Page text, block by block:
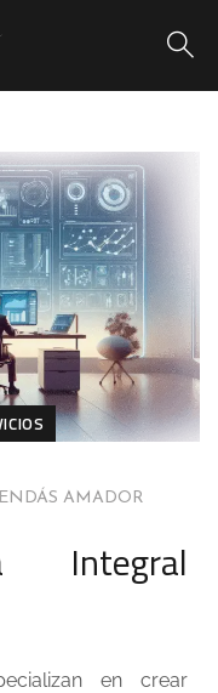
AMADOR
Integral
en crear